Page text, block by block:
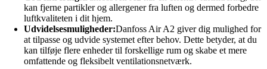
kan fjerne partikler og allergener fra luften og dermed forbedre
luftkvaliteten i dit hjem.
Udvidelsesmuligheder:Danfoss Air A2 giver dig mulighed for
at tilpasse og udvide systemet efter behov. Dette betyder, at du
kan tilføje flere enheder til forskellige rum og skabe et mere
omfattende og fleksibelt ventilationsnetværk.